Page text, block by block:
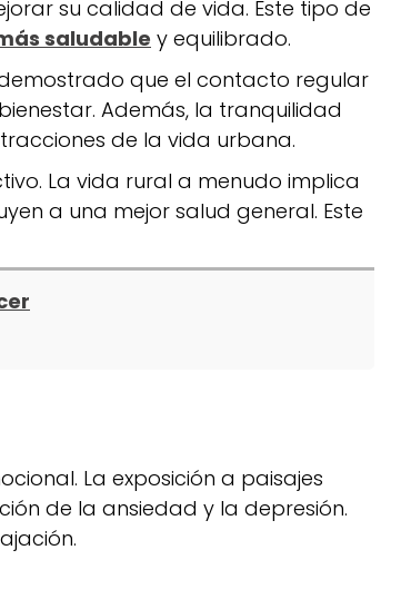
su calidad de vida. Este tipo de
saludable y equilibrado.
que el contacto regular
Además, la tranquilidad
de la vida urbana.
La vida rural a menudo implica
a una mejor salud general. Este
La exposición a paisajes
de la ansiedad y la depresión.